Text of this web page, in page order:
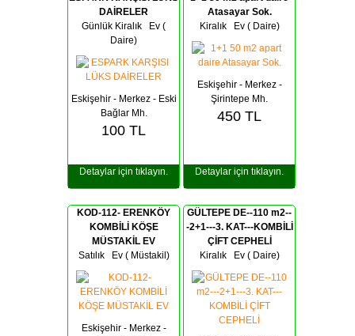
DAİRELER
Günlük Kiralık Ev (
Daire)
Eskişehir - Merkez - Eski
Bağlar Mh.
100 TL
Detaylar için tıklayın.
Atasayar Sok.
KiralıkEv ( Daire)
Eskişehir - Merkez -
Şirintepe Mh.
450 TL
Detaylar için tıklayın.
KOD-112- ERENKÖY
KOMBİLİ KÖŞE
MÜSTAKİL EV
Satılık Ev ( Müstakil)
Eskişehir - Merkez -
GÜLTEPE DE--110 m2--
-2+1---3. KAT---KOMBİLİ
ÇİFT CEPHELİ
KiralıkEv ( Daire)